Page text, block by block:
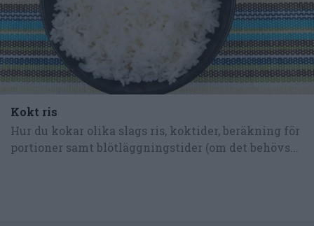
Kokt ris
Hur du kokar olika slags ris, koktider, beräkning för
portioner samt blötläggningstider (om det behövs...